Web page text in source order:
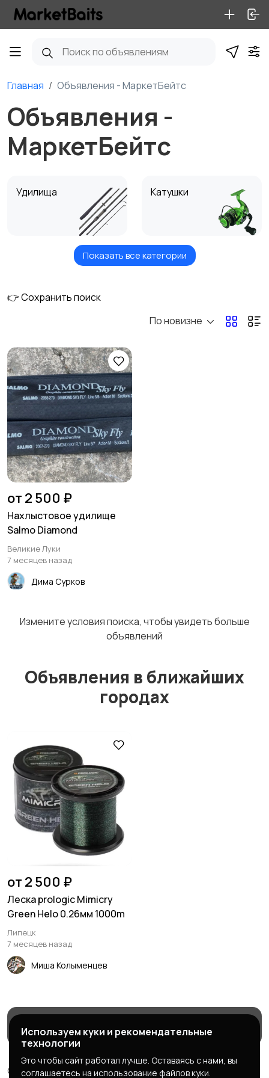
Главная Объявления - МаркетБейтс
Объявления -
МаркетБейтс
Удилища Катушки
Шнуры и лески
Экипировка
Приманки
Обувь и сапоги
Рюкзаки и сумки Забродная амуниция
Очки и футляры
Лодки
Показать все категории
👉 Сохранить поиск
По новизне
от 2 500 ₽
Нахлыстовое удилище
Salmo Diamond
Великие Луки
7 месяцев назад
Дима Сурков
Измените условия поиска, чтобы увидеть больше
объявлений
Объявления в ближайших
городах
от 2 500 ₽
Леска prologic Mimicry
Green Helo 0.26мм 1000m
Липецк
7 месяцев назад
Миша Колыменцев
Магазины
© 2026 МаркетБейтс - рыболовный маркетплейс
Используем куки и рекомендательные
технологии
Это чтобы сайт работал лучше. Оставаясь с нами, вы
соглашаетесь на использование файлов куки.